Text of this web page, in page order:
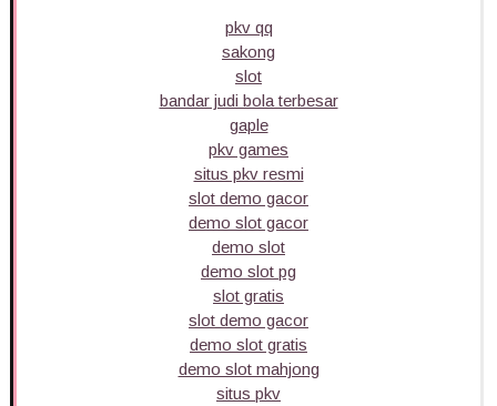
pkv qq
sakong
slot
bandar judi bola terbesar
gaple
pkv games
situs pkv resmi
slot demo gacor
demo slot gacor
demo slot
demo slot pg
slot gratis
slot demo gacor
demo slot gratis
demo slot mahjong
situs pkv